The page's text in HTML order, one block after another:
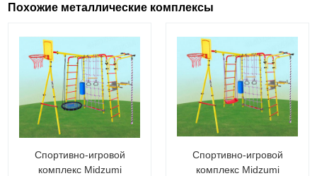
Похожие металлические комплексы
Спортивно-игровой
комплекс Midzumi
Спортивно-игровой
комплекс Midzumi